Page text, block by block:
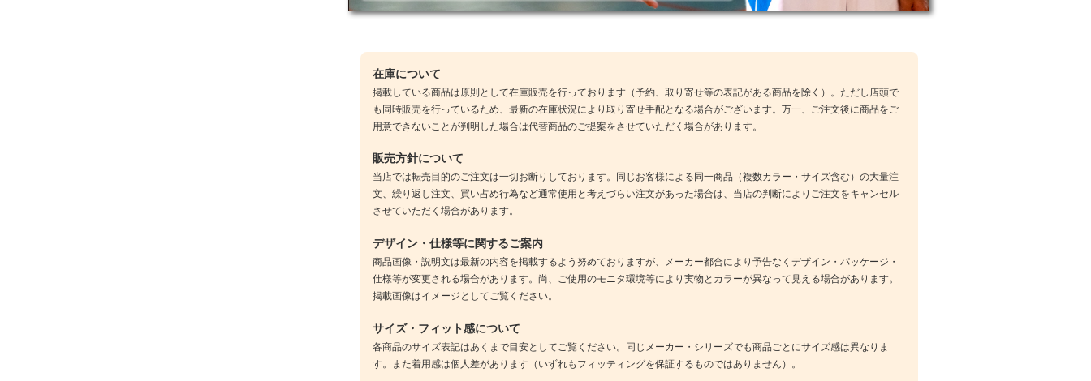
在庫について
掲載している商品は原則として在庫販売を行っております（予約、取り寄せ等の表記がある商品を除く）。ただし店頭で
も同時販売を行っているため、最新の在庫状況により取り寄せ手配となる場合がございます。万一、ご注文後に商品をご
用意できないことが判明した場合は代替商品のご提案をさせていただく場合があります。
販売方針について
当店では転売目的のご注文は一切お断りしております。同じお客様による同一商品（複数カラー・サイズ含む）の大量注
文、繰り返し注文、買い占め行為など通常使用と考えづらい注文があった場合は、当店の判断によりご注文をキャンセル
させていただく場合があります。
デザイン・仕様等に関するご案内
商品画像・説明文は最新の内容を掲載するよう努めておりますが、メーカー都合により予告なくデザイン・パッケージ・
仕様等が変更される場合があります。尚、ご使用のモニタ環境等により実物とカラーが異なって見える場合があります。
掲載画像はイメージとしてご覧ください。
サイズ・フィット感について
各商品のサイズ表記はあくまで目安としてご覧ください。同じメーカー・シリーズでも商品ごとにサイズ感は異なりま
す。また着用感は個人差があります（いずれもフィッティングを保証するものではありません）。